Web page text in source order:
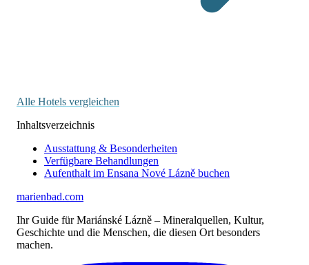
Alle Hotels vergleichen
Inhaltsverzeichnis
Ausstattung & Besonderheiten
Verfügbare Behandlungen
Aufenthalt im Ensana Nové Lázně buchen
marienbad.com
Ihr Guide für Mariánské Lázně – Mineralquellen, Kultur,
Geschichte und die Menschen, die diesen Ort besonders
machen.